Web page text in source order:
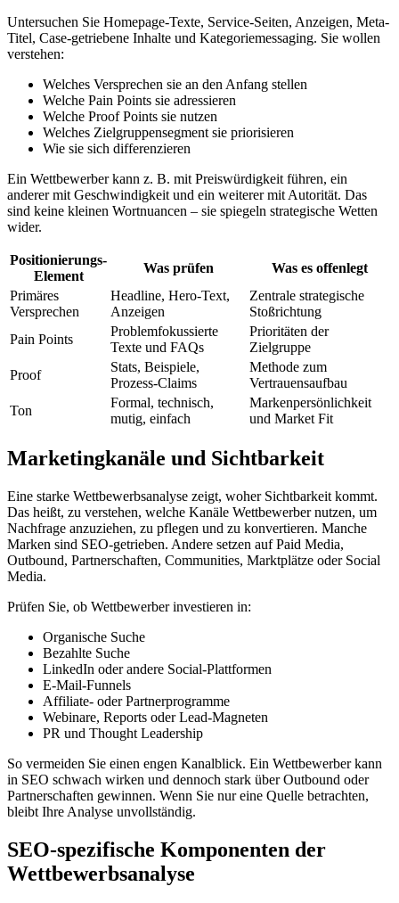
Untersuchen Sie Homepage-Texte, Service-Seiten, Anzeigen, Meta-
Titel, Case-getriebene Inhalte und Kategoriemessaging. Sie wollen
verstehen:
Welches Versprechen sie an den Anfang stellen
Welche Pain Points sie adressieren
Welche Proof Points sie nutzen
Welches Zielgruppensegment sie priorisieren
Wie sie sich differenzieren
Ein Wettbewerber kann z. B. mit Preiswürdigkeit führen, ein
anderer mit Geschwindigkeit und ein weiterer mit Autorität. Das
sind keine kleinen Wortnuancen – sie spiegeln strategische Wetten
wider.
Positionierungs-
Element
Was prüfen
Was es offenlegt
Primäres
Versprechen
Headline, Hero-Text,
Anzeigen
Zentrale strategische
Stoßrichtung
Pain Points
Problemfokussierte
Texte und FAQs
Prioritäten der
Zielgruppe
Proof
Stats, Beispiele,
Prozess-Claims
Methode zum
Vertrauensaufbau
Ton
Formal, technisch,
mutig, einfach
Markenpersönlichkeit
und Market Fit
Marketingkanäle und Sichtbarkeit
Eine starke Wettbewerbsanalyse zeigt, woher Sichtbarkeit kommt.
Das heißt, zu verstehen, welche Kanäle Wettbewerber nutzen, um
Nachfrage anzuziehen, zu pflegen und zu konvertieren. Manche
Marken sind SEO-getrieben. Andere setzen auf Paid Media,
Outbound, Partnerschaften, Communities, Marktplätze oder Social
Media.
Prüfen Sie, ob Wettbewerber investieren in:
Organische Suche
Bezahlte Suche
LinkedIn oder andere Social-Plattformen
E-Mail-Funnels
Affiliate- oder Partnerprogramme
Webinare, Reports oder Lead-Magneten
PR und Thought Leadership
So vermeiden Sie einen engen Kanalblick. Ein Wettbewerber kann
in SEO schwach wirken und dennoch stark über Outbound oder
Partnerschaften gewinnen. Wenn Sie nur eine Quelle betrachten,
bleibt Ihre Analyse unvollständig.
SEO-spezifische Komponenten der
Wettbewerbsanalyse